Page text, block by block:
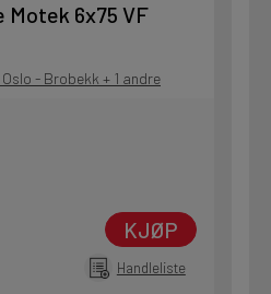
Motek 6x75 VF
- Brobekk + 1 andre
KJØP
Handleliste